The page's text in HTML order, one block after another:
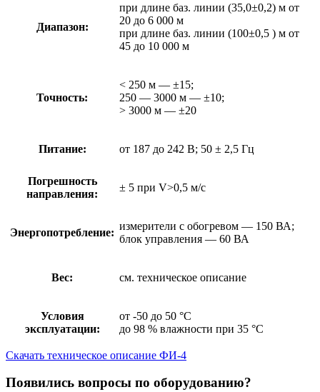
Диапазон:
при длине баз. линии (35,0±0,2) м от
20 до 6 000 м
при длине баз. линии (100±0,5 ) м от
45 до 10 000 м
Точность:
< 250 м — ±15;
250 — 3000 м — ±10;
> 3000 м — ±20
Питание: от 187 до 242 В; 50 ± 2,5 Гц
Погрешность
направления:
± 5 при V>0,5 м/с
Энергопотребление:
измерители с обогревом — 150 ВА;
блок управления — 60 ВА
Вес: см. техническое описание
Условия
эксплуатации:
от -50 до 50 °C
до 98 % влажности при 35 °C
Скачать техническое описание ФИ-4
Появились вопросы по оборудованию?